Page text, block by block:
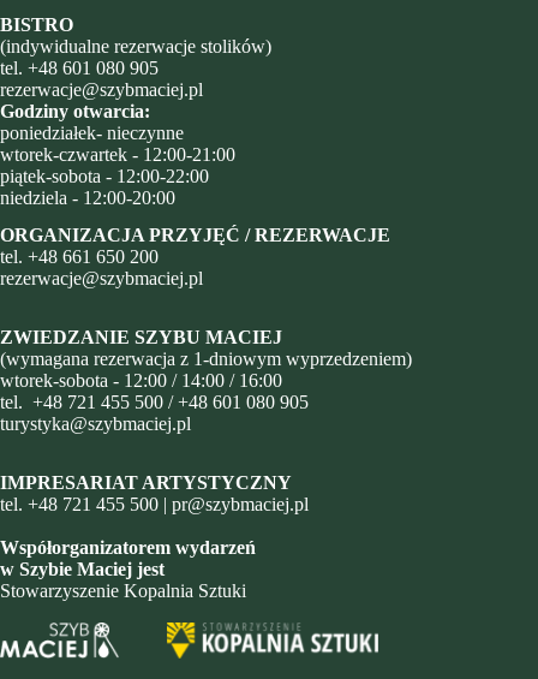
BISTRO
(indywidualne rezerwacje stolików)
tel. +48 601 080 905
rezerwacje@szybmaciej.pl
Godziny otwarcia:
poniedziałek- nieczynne
wtorek-czwartek - 12:00-21:00
piątek-sobota - 12:00-22:00
niedziela - 12:00-20:00
ORGANIZACJA PRZYJĘĆ / REZERWACJE
tel. +48 661 650 200
rezerwacje@szybmaciej.pl
ZWIEDZANIE SZYBU MACIEJ
(wymagana rezerwacja z 1-dniowym wyprzedzeniem)
wtorek-sobota - 12:00 / 14:00 / 16:00
tel. +48 721 455 500 /+48 601 080 905
turystyka@szybmaciej.pl
IMPRESARIAT ARTYSTYCZNY
tel. +48 721 455 500 | pr@szybmaciej.pl
Współorganizatorem wydarzeń
w Szybie Maciej jest
Stowarzyszenie Kopalnia Sztuki